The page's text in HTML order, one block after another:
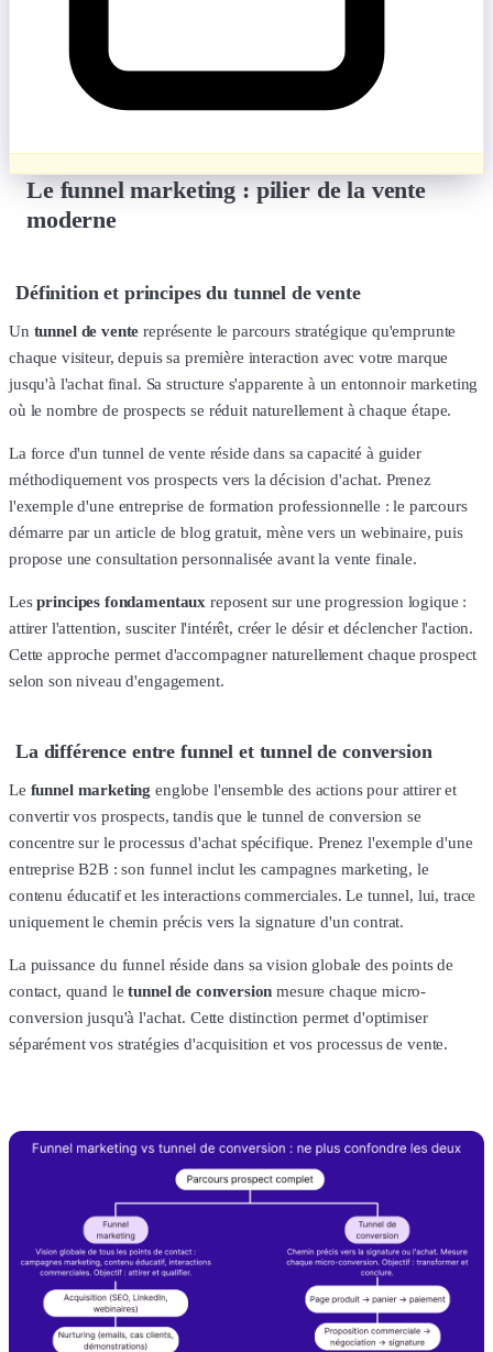
Le funnel marketing : pilier de la vente
moderne
Définition et principes du tunnel de vente
Un tunnel de vente représente le parcours stratégique qu'emprunte
chaque visiteur, depuis sa première interaction avec votre marque
jusqu'à l'achat final. Sa structure s'apparente à un entonnoir marketing
où le nombre de prospects se réduit naturellement à chaque étape.
La force d'un tunnel de vente réside dans sa capacité à guider
méthodiquement vos prospects vers la décision d'achat. Prenez
l'exemple d'une entreprise de formation professionnelle : le parcours
démarre par un article de blog gratuit, mène vers un webinaire, puis
propose une consultation personnalisée avant la vente finale.
Lesprincipes fondamentaux reposent sur une progression logique :
attirer l'attention, susciter l'intérêt, créer le désir et déclencher l'action.
Cette approche permet d'accompagner naturellement chaque prospect
selon son niveau d'engagement.
La différence entre funnel et tunnel de conversion
Le funnel marketing englobe l'ensemble des actions pour attirer et
convertir vos prospects, tandis que le tunnel de conversion se
concentre sur le processus d'achat spécifique. Prenez l'exemple d'une
entreprise B2B : son funnel inclut les campagnes marketing, le
contenu éducatif et les interactions commerciales. Le tunnel, lui, trace
uniquement le chemin précis vers la signature d'un contrat.
La puissance du funnel réside dans sa vision globale des points de
contact, quand letunnel de conversion mesure chaque micro-
conversion jusqu'à l'achat. Cette distinction permet d'optimiser
séparément vos stratégies d'acquisition et vos processus de vente.